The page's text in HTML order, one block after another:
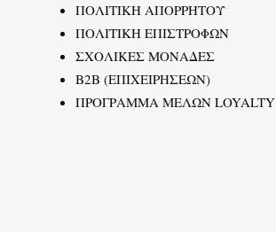
ΠΟΛΙΤΙΚΗ ΑΠΟΡΡΗΤΟΥ
ΠΟΛΙΤΙΚΗ ΕΠΙΣΤΡΟΦΩΝ
ΣΧΟΛΙΚΕΣ ΜΟΝΑΔΕΣ
B2B (ΕΠΙΧΕΙΡΗΣΕΩΝ)
ΠΡΟΓΡΑΜΜΑ ΜΕΛΩΝ LOYALTY